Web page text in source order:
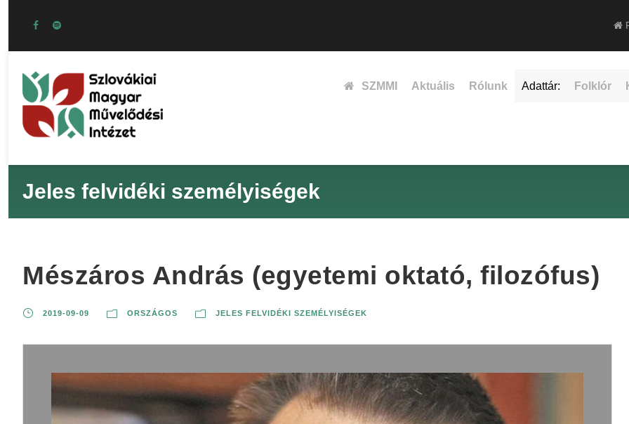
SZMMI Aktuális Rólunk Adattár: Folklór
Jeles felvidéki személyiségek
Mészáros András (egyetemi oktató, filozófus)
2019-09-09 ORSZÁGOS JELES FELVIDÉKI SZEMÉLYISÉGEK